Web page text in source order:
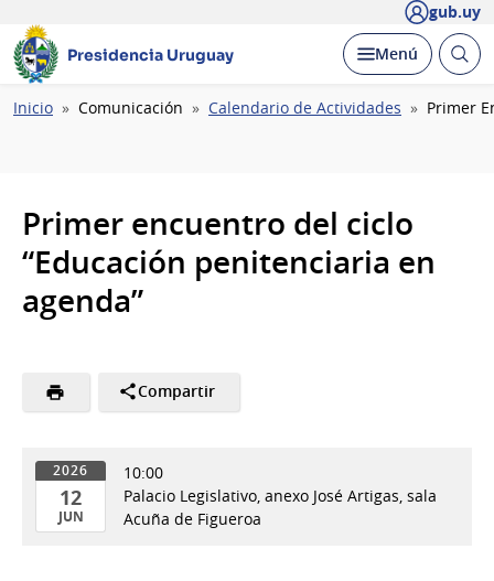
gub.uy
Presidencia Uruguay Desplegar
Menú Abrir
Ruta
Inicio Comunicación Calendario de Actividades Primer
Primer encuentro del ciclo
“Educación penitenciaria en
agenda”
Compartir
2026
12
JUN
10:00
Palacio Legislativo, anexo José Artigas, sala
Acuña de Figueroa